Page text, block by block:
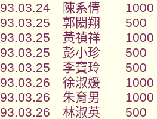
93.03.24 陳系倩 1000
93.03.25 郭閎翔 500
93.03.25 黃禎祥 1000
93.03.25 彭小珍 500
93.03.25 李寶玲 500
93.03.26 徐淑媛 1000
93.03.26 朱育男 1000
93.03.26 林淑英 500